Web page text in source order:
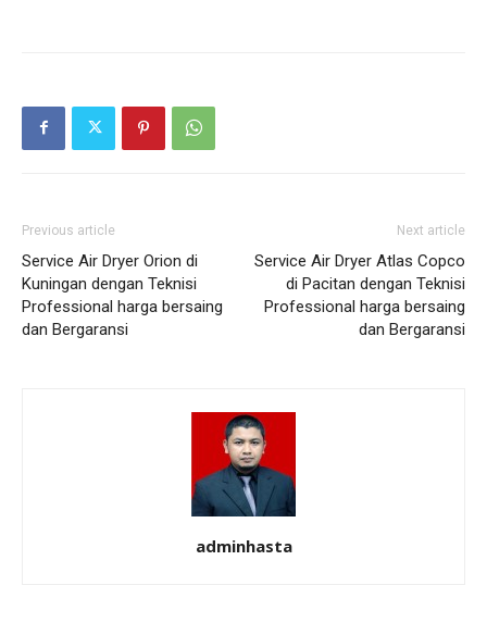
Previous article
Service Air Dryer Orion di
Kuningan dengan Teknisi
Professional harga bersaing
dan Bergaransi
Next article
Service Air Dryer Atlas Copco
di Pacitan dengan Teknisi
Professional harga bersaing
dan Bergaransi
adminhasta